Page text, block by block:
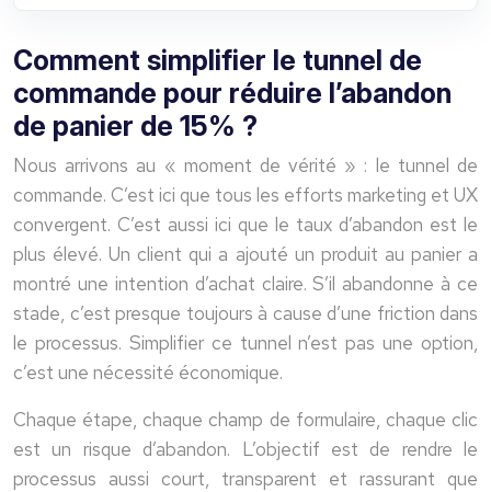
Comment simplifier le tunnel de
commande pour réduire l’abandon
de panier de 15% ?
Nous arrivons au « moment de vérité » : le tunnel de
commande. C’est ici que tous les efforts marketing et UX
convergent. C’est aussi ici que le taux d’abandon est le
plus élevé. Un client qui a ajouté un produit au panier a
montré une intention d’achat claire. S’il abandonne à ce
stade, c’est presque toujours à cause d’une friction dans
le processus. Simplifier ce tunnel n’est pas une option,
c’est une nécessité économique.
Chaque étape, chaque champ de formulaire, chaque clic
est un risque d’abandon. L’objectif est de rendre le
processus aussi court, transparent et rassurant que